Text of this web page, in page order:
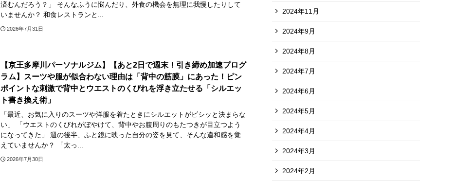
済むんだろう？」 そんなふうに悩んだり、外食の機会を無理に我慢したりして
いませんか？ 和食レストランと...
2026年7月31日
【京王多摩川パーソナルジム】【あと2日で週末！引き締め加速プログ
ラム】スーツや服が似合わない理由は「背中の筋膜」にあった！ピン
ポイントな刺激で背中とウエストのくびれを浮き立たせる「シルエッ
ト書き換え術」
「最近、お気に入りのスーツや洋服を着たときにシルエットがビシッと決まらな
い」 「ウエストのくびれがぼやけて、背中やお腹周りのもたつきが目立つよう
になってきた」 週の後半、ふと鏡に映った自分の姿を見て、そんな違和感を覚
えていませんか？ 「太っ...
2026年7月30日
2024年11月
2024年9月
2024年8月
2024年7月
2024年6月
2024年5月
2024年4月
2024年3月
2024年2月